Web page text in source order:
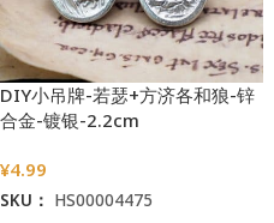
DIY小吊牌-若瑟+方济各和狼-锌
合金-镀银-2.2cm
¥4.99
SKU： HS00004475